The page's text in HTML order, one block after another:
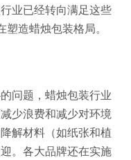
业已经转向满足这些
造蜡烛包装格局。
问题，蜡烛包装行业
少浪费和减少对环境
解材料（如纸张和植
。各大品牌还在实施